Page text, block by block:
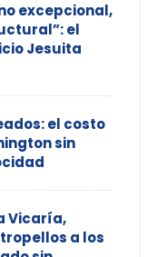
excepcional,
el
Jesuita
el costo
sin
Vicaría,
a los